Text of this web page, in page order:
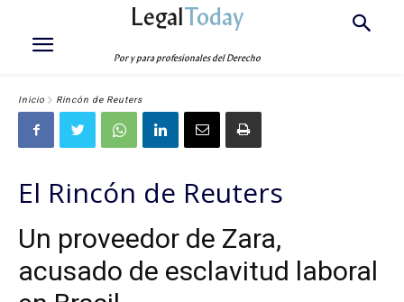
LegalToday
Por y para profesionales del Derecho
Inicio Rincón de Reuters
El Rincón de Reuters
Un proveedor de Zara,
acusado de esclavitud laboral